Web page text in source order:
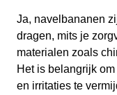
Ja, navelbananen
dragen, mits je
materialen zoals
Het is belangrijk
en irritaties te